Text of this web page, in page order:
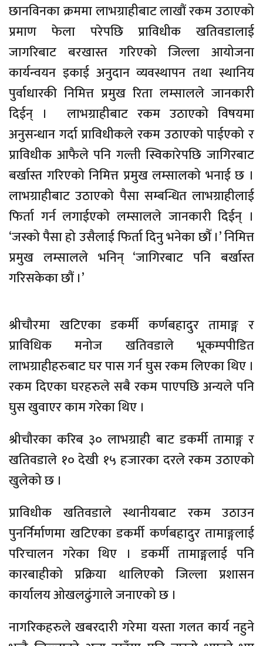
छानविनका क्रममा लाभग्राहीबाट लाखौं रकम उठाएको
प्रमाण फेला परेपछि प्राविधीक खतिवडालाई
जागरिबाट बरखास्त गरिएको जिल्ला आयोजना
कार्यन्वयन इकाई अनुदान व्यवस्थापन तथा स्थानिय
पुर्वाधारकी निमित्त प्रमुख रिता लम्सालले जानकारी
दिईन् । लाभग्राहीबाट रकम उठाएको विषयमा
अनुसन्धान गर्दा प्राविधीकले रकम उठाएको पाईएको र
प्राविधीक आफैले पनि गल्ती स्विकारेपछि जागिरबाट
बर्खास्त गरिएको निमित्त प्रमुख लम्सालको भनाई छ ।
लाभग्राहीबाट उठाएको पैसा सम्बन्धित लाभग्राहीलाई
फिर्ता गर्न लगाईएको लम्सालले जानकारी दिईन् ।
‘जस्को पैसा हो उसैलाई फिर्ता दिनु भनेका छौँ ।’ निमित्त
प्रमुख लम्सालले भनिन् ‘जागिरबाट पनि बर्खास्त
गरिसकेका छौं ।’
श्रीचौरमा खटिएका डकर्मी कर्णबहादुर तामाङ्ग र
प्राविधिक मनोज खतिवडाले भूकम्पपीडित
लाभग्राहीहरुबाट घर पास गर्न घुस रकम लिएका थिए ।
रकम दिएका घरहरुले सबै रकम पाएपछि अन्यले पनि
घुस खुवाएर काम गरेका थिए ।
श्रीचौरका करिब ३० लाभग्राही बाट डकर्मी तामाङ्ग र
खतिवडाले १० देखी १५ हजारका दरले रकम उठाएको
खुलेको छ ।
प्राविधीक खतिवडाले स्थानीयबाट रकम उठाउन
पुनर्निर्माणमा खटिएका डकर्मी कर्णबहादुर तामाङ्गलाई
परिचालन गरेका थिए । डकर्मी तामाङ्गलाई पनि
कारबाहीको प्रक्रिया थालिएकोे जिल्ला प्रशासन
कार्यालय ओखलढुंगाले जनाएको छ ।
नागरिकहरुले खबरदारी गरेमा यस्ता गलत कार्य नहुने